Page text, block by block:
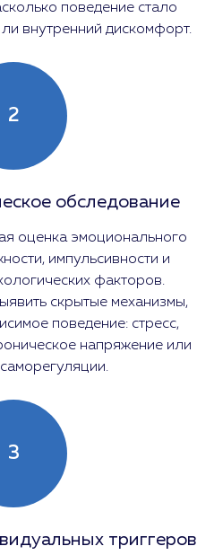
поведение стало
внутренний дискомфорт.
2
обследование
оценка эмоционального
импульсивности и
факторов.
скрытые механизмы,
поведение: стресс,
напряжение или
3
триггеров